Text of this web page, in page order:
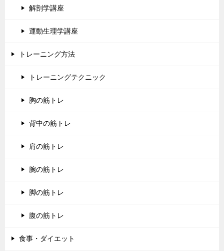
解剖学講座
運動生理学講座
トレーニング方法
トレーニングテクニック
胸の筋トレ
背中の筋トレ
肩の筋トレ
腕の筋トレ
脚の筋トレ
腹の筋トレ
食事・ダイエット